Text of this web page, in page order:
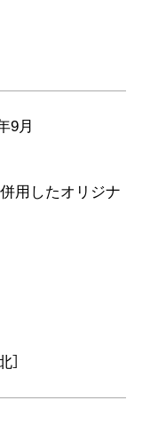
9月
用したオリジナ